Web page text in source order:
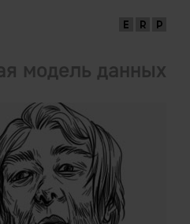
модель данных